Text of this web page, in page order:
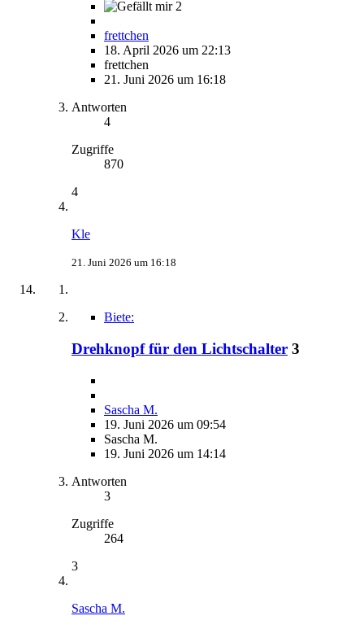
2
frettchen
18. April 2026 um 22:13
frettchen
21. Juni 2026 um 16:18
Antworten
4
Zugriffe
870
4
Kle
21. Juni 2026 um 16:18
Biete:
Drehknopf für den Lichtschalter 3
Sascha M.
19. Juni 2026 um 09:54
Sascha M.
19. Juni 2026 um 14:14
Antworten
3
Zugriffe
264
3
Sascha M.